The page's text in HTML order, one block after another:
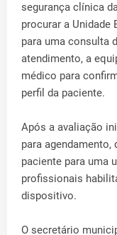
segurança clínica
procurar a Unidade
para uma consulta
atendimento, a
médico para
perfil da paciente.
Após a avaliação
para
paciente para uma
profissionais
dispositivo.
O secretário